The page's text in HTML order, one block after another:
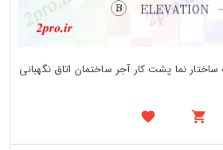
نما پشت کار آجر ساختمان اتاق نگهبانی